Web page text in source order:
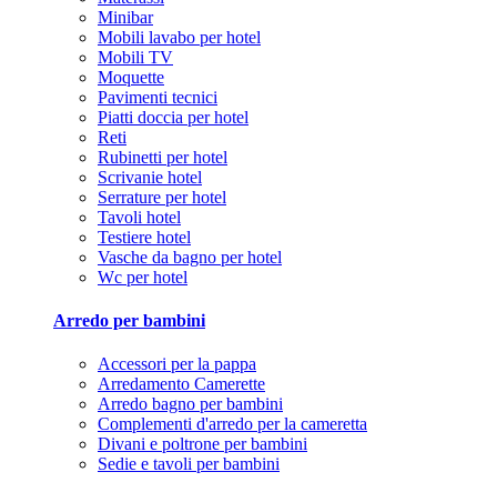
Minibar
Mobili lavabo per hotel
Mobili TV
Moquette
Pavimenti tecnici
Piatti doccia per hotel
Reti
Rubinetti per hotel
Scrivanie hotel
Serrature per hotel
Tavoli hotel
Testiere hotel
Vasche da bagno per hotel
Wc per hotel
Arredo per bambini
Accessori per la pappa
Arredamento Camerette
Arredo bagno per bambini
Complementi d'arredo per la cameretta
Divani e poltrone per bambini
Sedie e tavoli per bambini